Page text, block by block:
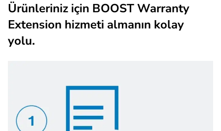
Ürünleriniz için BOOST Warranty
Extension hizmeti almanın kolay
yolu.